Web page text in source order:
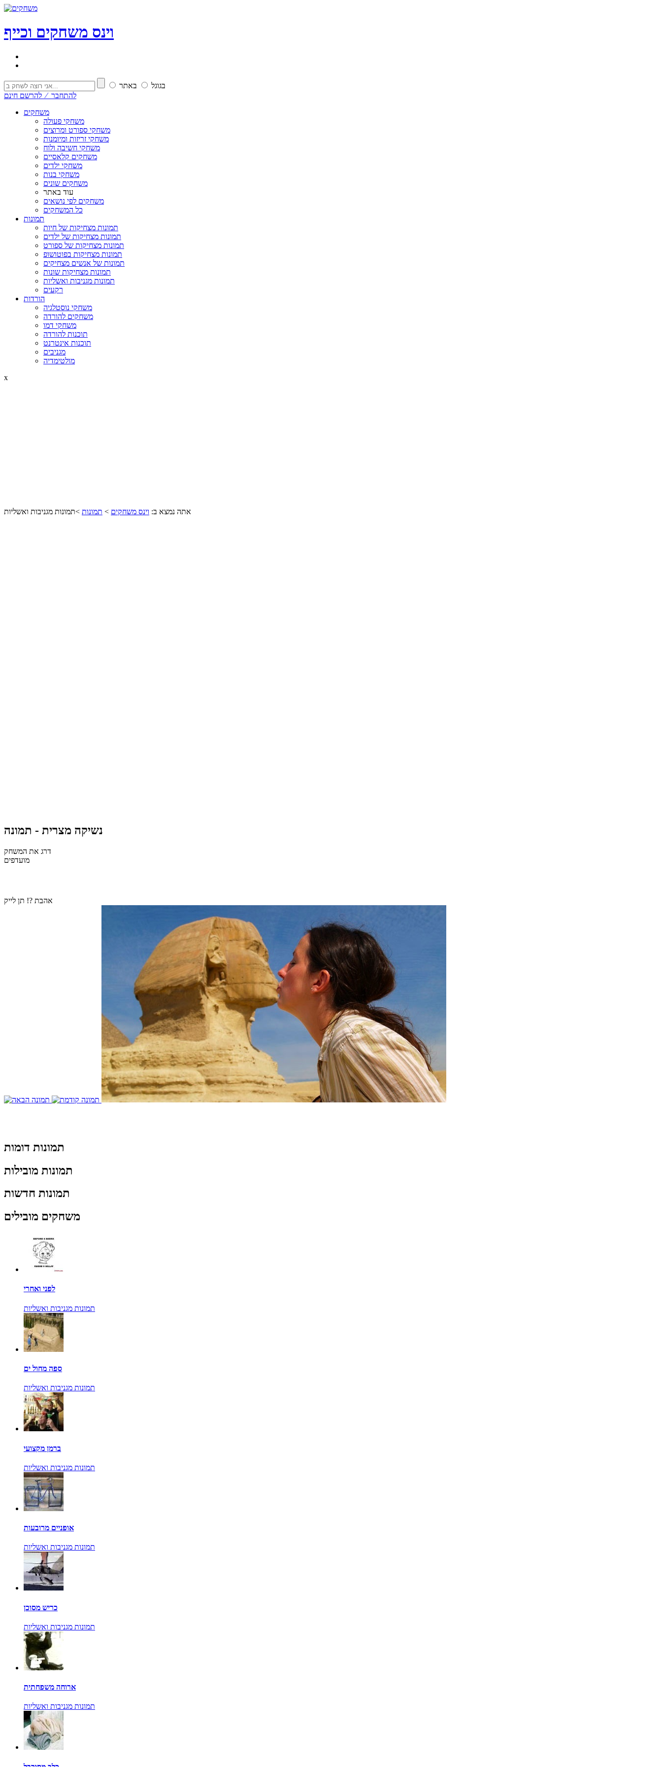
וינס משחקים וכייף
בגוגל
באתר
להתחבר ⁄ להרשם חינם
משחקים
משחקי פעולה
משחקי ספורט ומרוצים
משחקי זריזות ומיומנות
משחקי חשיבה ולוח
משחקים קלאסיים
משחקי ילדים
משחקי בנות
משחקים שונים
עוד באתר
משחקים לפי נושאים
כל המשחקים
תמונות
תמונות מצחיקות של חיות
תמונות מצחיקות של ילדים
תמונות מצחיקות של ספורט
תמונות מצחיקות בפוטושופ
תמונות של אנשים מצחיקים
תמונות מצחיקות שונות
תמונות מגניבות ואשליות
רקעים
הורדות
משחקי נוסטלגיה
משחקים להורדה
משחקי דמו
תוכנות להורדה
תוכנות אינטרנט
מגניבים
מולטימדיה
x
אתה נמצא ב: וינס משחקים > תמונות >תמונות מגניבות ואשליות
נשיקה מצרית - תמונה
דרג את המשחק
מועדפים
תמונות דומות
תמונות מובילות
תמונות חדשות
משחקים מובילים
לפני ואחרי
תמונות מגניבות ואשליות
ספה מחול ים
תמונות מגניבות ואשליות
ברמן מקצועי
תמונות מגניבות ואשליות
אופניים מרובעות
תמונות מגניבות ואשליות
כריש מסוכן
תמונות מגניבות ואשליות
ארוחה משפחתית
תמונות מגניבות ואשליות